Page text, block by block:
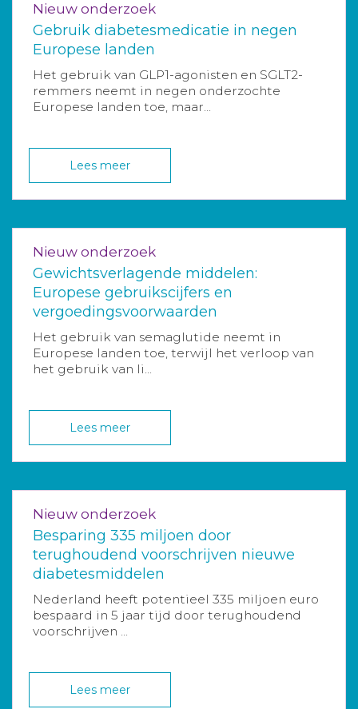
Nieuw onderzoek
Gebruik diabetesmedicatie in negen
Europese landen
Het gebruik van GLP1-agonisten en SGLT2-
remmers neemt in negen onderzochte
Europese landen toe, maar...
Lees meer
Nieuw onderzoek
Gewichtsverlagende middelen:
Europese gebruikscijfers en
vergoedingsvoorwaarden
Het gebruik van semaglutide neemt in
Europese landen toe, terwijl het verloop van
het gebruik van li...
Lees meer
Nieuw onderzoek
Besparing 335 miljoen door
terughoudend voorschrijven nieuwe
diabetesmiddelen
Nederland heeft potentieel 335 miljoen euro
bespaard in 5 jaar tijd door terughoudend
voorschrijven ...
Lees meer